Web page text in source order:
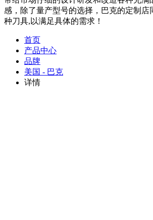
感，除了量产型号的选择，巴克的定制店
种刀具,以满足具体的需求！
首页
产品中心
品牌
美国 - 巴克
详情